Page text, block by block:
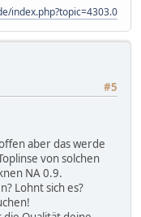
index.php?topic=4303.0
#5
aber das werde
von solchen
NA 0.9.
Lohnt sich es?